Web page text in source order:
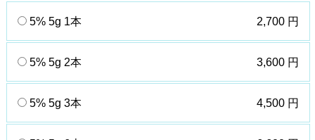
5% 5g 1本 2,700 円
5% 5g 2本 3,600 円
5% 5g 3本 4,500 円